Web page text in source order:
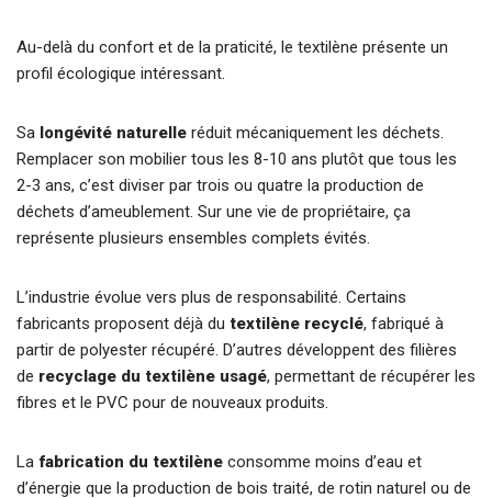
Au-delà du confort et de la praticité, le textilène présente un
profil écologique intéressant.
Sa longévité naturelle réduit mécaniquement les déchets.
Remplacer son mobilier tous les 8-10 ans plutôt que tous les
2-3 ans, c’est diviser par trois ou quatre la production de
déchets d’ameublement. Sur une vie de propriétaire, ça
représente plusieurs ensembles complets évités.
L’industrie évolue vers plus de responsabilité. Certains
fabricants proposent déjà du textilène recyclé, fabriqué à
partir de polyester récupéré. D’autres développent des filières
de recyclage du textilène usagé, permettant de récupérer les
fibres et le PVC pour de nouveaux produits.
La fabrication du textilène consomme moins d’eau et
d’énergie que la production de bois traité, de rotin naturel ou de